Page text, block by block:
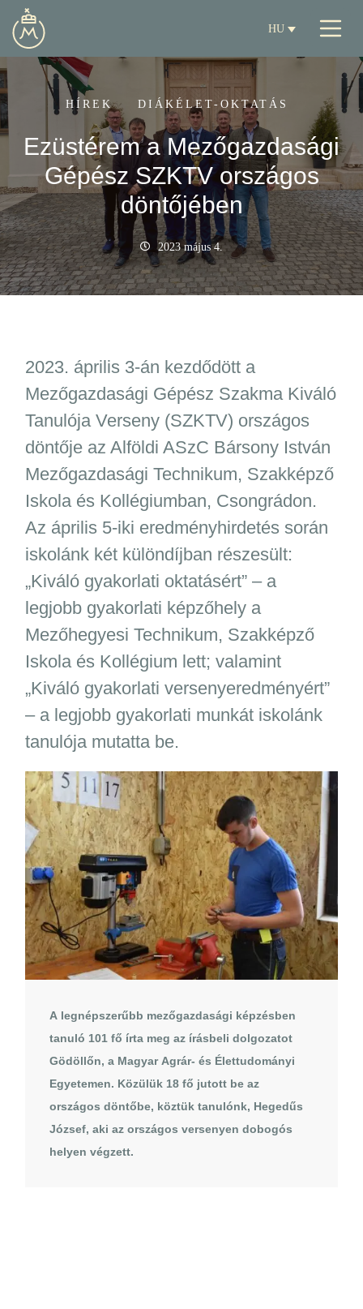
HU
HÍREK DIÁKÉLET-OKTATÁS
Ezüstérem a Mezőgazdasági
Gépész SZKTV országos
döntőjében
2023 május 4.
2023. április 3-án kezdődött a
Mezőgazdasági Gépész Szakma Kiváló
Tanulója Verseny (SZKTV) országos
döntője az Alföldi ASzC Bársony István
Mezőgazdasági Technikum, Szakképző
Iskola és Kollégiumban, Csongrádon.
Az április 5-iki eredményhirdetés során
iskolánk két különdíjban részesült:
„Kiváló gyakorlati oktatásért” – a
legjobb gyakorlati képzőhely a
Mezőhegyesi Technikum, Szakképző
Iskola és Kollégium lett; valamint
„Kiváló gyakorlati versenyeredményért”
– a legjobb gyakorlati munkát iskolánk
tanulója mutatta be.
A legnépszerűbb mezőgazdasági képzésben
tanuló 101 fő írta meg az írásbeli dolgozatot
Gödöllőn, a Magyar Agrár- és Élettudományi
Egyetemen. Közülük 18 fő jutott be az
országos döntőbe, köztük tanulónk, Hegedűs
József, aki az országos versenyen dobogós
helyen végzett.